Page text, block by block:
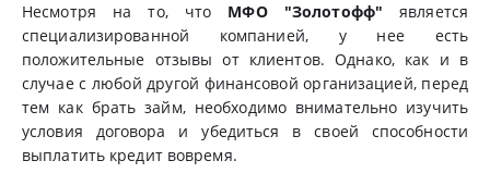
Несмотря на то, что МФО "Золотофф" является
специализированной компанией, у нее есть
положительные отзывы от клиентов. Однако, как и в
случае с любой другой финансовой организацией, перед
тем как брать займ, необходимо внимательно изучить
условия договора и убедиться в своей способности
выплатить кредит вовремя.